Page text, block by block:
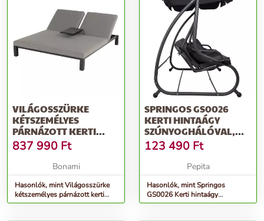
VILÁGOSSZÜRKE
KÉTSZEMÉLYES
PÁRNÁZOTT KERTI
NAPOZÓÁGY EVA –
HARTMAN
837 990 Ft
Bonami
Hasonlók, mint Világosszürke
kétszemélyes párnázott kerti
napozóágy Eva – Hartman
SPRINGOS GS0026
KERTI HINTAÁGY
SZÚNYOGHÁLÓVAL,
ACÉLRÁCSOS 3 SZEMÉ...
123 490 Ft
Pepita
Hasonlók, mint Springos
GS0026 Kerti hintaágy
szúnyoghálóval, acélrácsos 3